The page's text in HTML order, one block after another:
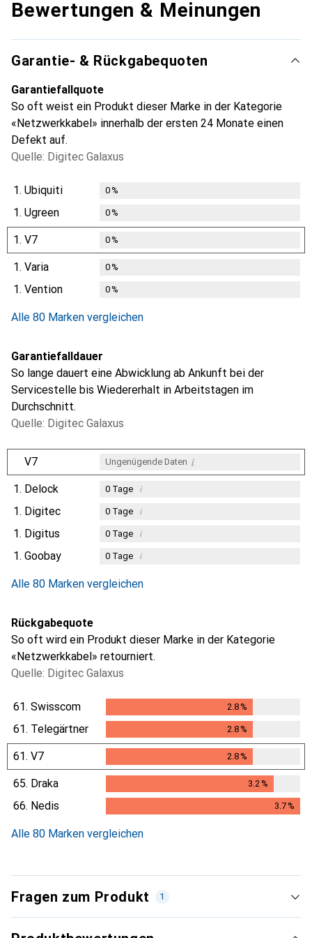
Bewertungen & Meinungen
Garantie- & Rückgabequoten
Garantiefallquote
So oft weist ein Produkt dieser Marke in der Kategorie
«Netzwerkkabel» innerhalb der ersten 24 Monate einen
Defekt auf.
Quelle: Digitec Galaxus
1. Ubiquiti 0%
1. Ugreen 0%
1. V7 0%
1. Varia 0%
1. Vention 0%
Alle 80 Marken vergleichen
Garantiefalldauer
So lange dauert eine Abwicklung ab Ankunft bei der
Servicestelle bis Wiedererhalt in Arbeitstagen im
Durchschnitt.
Quelle: Digitec Galaxus
V7 Ungenügende Daten i
1. Delock 0Tage i
1. Digitec 0Tage i
1. Digitus 0Tage i
1. Goobay 0Tage i
Alle 80 Marken vergleichen
Rückgabequote
So oft wird ein Produkt dieser Marke in der Kategorie
«Netzwerkkabel» retourniert.
Quelle: Digitec Galaxus
61. Swisscom 2.8%
61. Telegärtner 2.8%
61. V7 2.8%
65. Draka 3.2 %
3.2%
66. Nedis 3.7%
Alle 80 Marken vergleichen
Fragen zum Produkt 1